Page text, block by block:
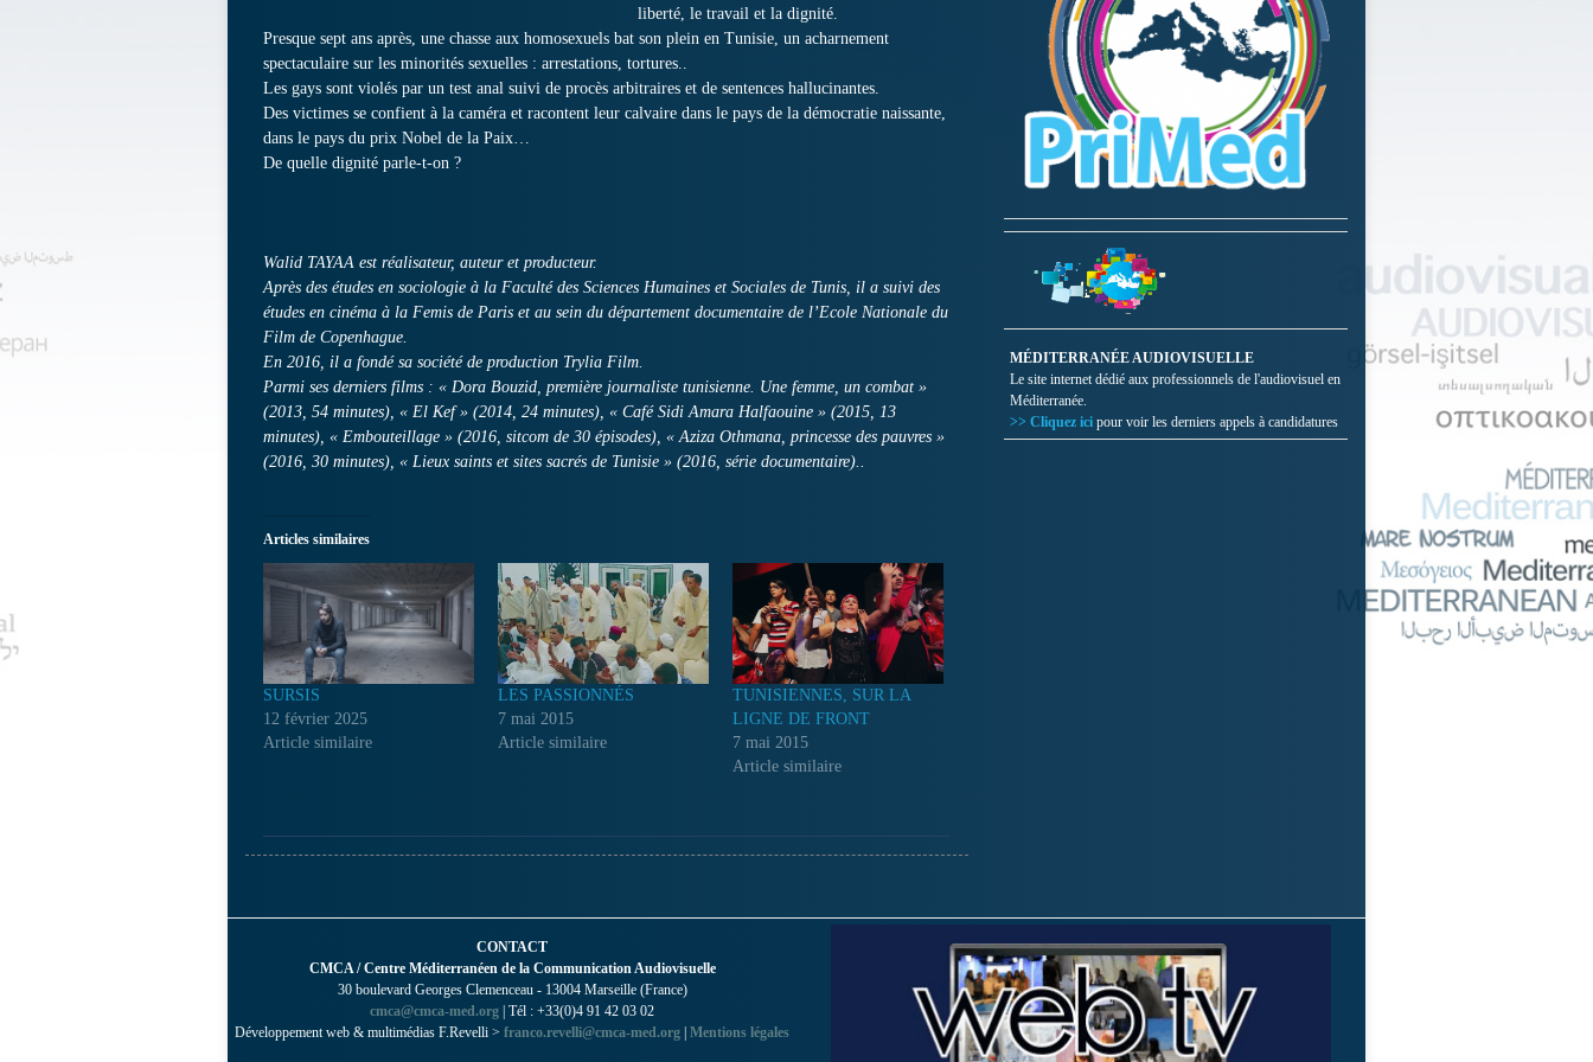
liberté, le travail et la dignité.
Presque sept ans après, une chasse aux homosexuels bat son plein en Tunisie, un acharnement
spectaculaire sur les minorités sexuelles : arrestations, tortures..
Les gays sont violés par un test anal suivi de procès arbitraires et de sentences hallucinantes.
Des victimes se confient à la caméra et racontent leur calvaire dans le pays de la démocratie naissante,
dans le pays du prix Nobel de la Paix…
De quelle dignité parle-t-on ?
Walid TAYAA est réalisateur, auteur et producteur.
Après des études en sociologie à la Faculté des Sciences Humaines et Sociales de Tunis, il a suivi des
études en cinéma à la Femis de Paris et au sein du département documentaire de l’Ecole Nationale du
Film de Copenhague.
En 2016, il a fondé sa société de production Trylia Film.
Parmi ses derniers films : « Dora Bouzid, première journaliste tunisienne. Une femme, un combat »
(2013, 54 minutes), « El Kef » (2014, 24 minutes), « Café Sidi Amara Halfaouine » (2015, 13
minutes), « Embouteillage » (2016, sitcom de 30 épisodes), « Aziza Othmana, princesse des pauvres »
(2016, 30 minutes), « Lieux saints et sites sacrés de Tunisie » (2016, série documentaire)..
Articles similaires
SURSIS
12 février 2025
Article similaire
LES PASSIONNÉS
7 mai 2015
Article similaire
TUNISIENNES, SUR LA
LIGNE DE FRONT
7 mai 2015
Article similaire
MÉDITERRANÉE AUDIOVISUELLE
Le site internet dédié aux professionnels de l'audiovisuel en
Méditerranée.
>> Cliquez ici pour voir les derniers appels à candidatures
CONTACT
CMCA / Centre Méditerranéen de la Communication Audiovisuelle
30 boulevard Georges Clemenceau - 13004 Marseille (France)
cmca@cmca-med.org | Tél : +33(0)4 91 42 03 02
Développement web & multimédias F.Revelli > franco.revelli@cmca-med.org | Mentions légales